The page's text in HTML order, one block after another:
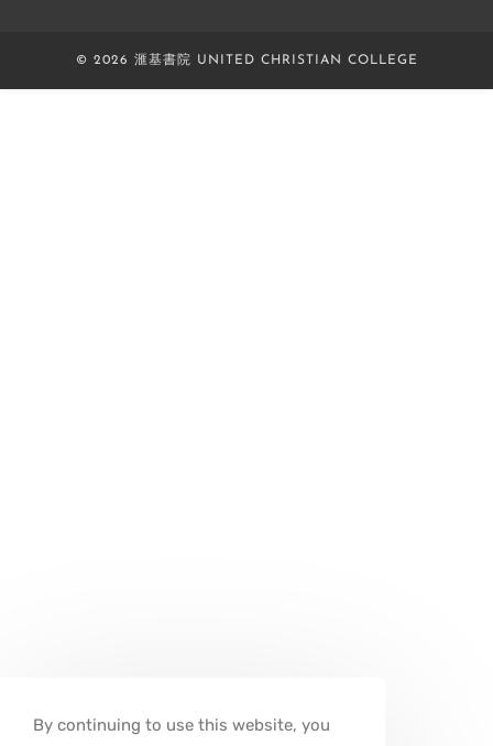
tab
© 2026 滙基書院 UNITED CHRISTIAN COLLEGE
By continuing to use this website, you